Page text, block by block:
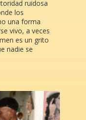
ruidosa
los
una forma
vivo, a veces
es un grito
nadie se